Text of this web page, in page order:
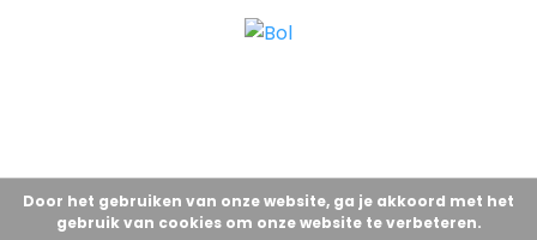
Door het gebruiken van onze website, ga je akkoord met het
gebruik van cookies om onze website te verbeteren.